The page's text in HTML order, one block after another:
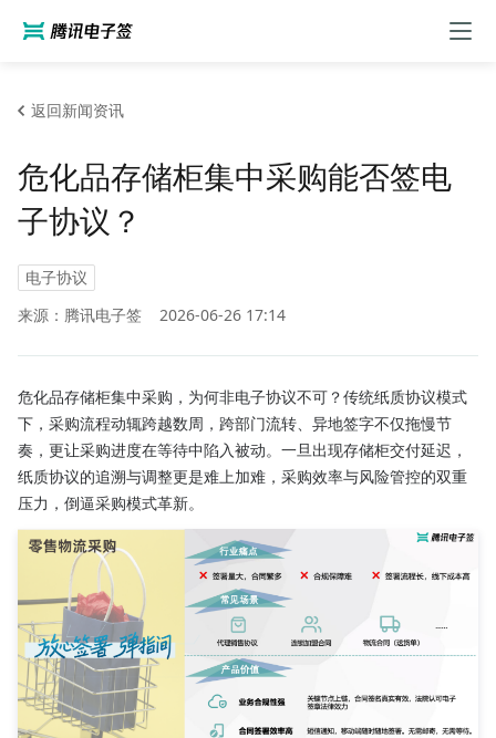
返回新闻资讯
危化品存储柜集中采购能否签电
子协议？
电子协议
来源：腾讯电子签
2026-06-26 17:14
危化品存储柜集中采购，为何非电子协议不可？传统纸质协议模式
下，采购流程动辄跨越数周，跨部门流转、异地签字不仅拖慢节
奏，更让采购进度在等待中陷入被动。一旦出现存储柜交付延迟，
纸质协议的追溯与调整更是难上加难，采购效率与风险管控的双重
压力，倒逼采购模式革新。